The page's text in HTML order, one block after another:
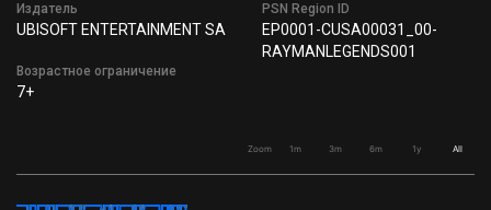
Издатель
UBISOFT ENTERTAINMENT SA
Возрастное ограничение
7+
PSN Region ID
EP0001-CUSA00031_00-
RAYMANLEGENDS001
Zoom 1m 3m 6m 1y All